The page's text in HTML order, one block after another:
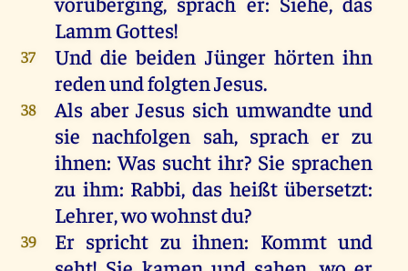
Lamm Gottes!
37 Und die beiden Jünger hörten ihn
redenundfolgtenJesus.
38 Als aber Jesus sich umwandte und
sie nachfolgen sah, sprach er zu
ihnen:Was sucht ihr? Sie sprachen
zu ihm: Rabbi, das heißtübersetzt:
Lehrer,wowohnstdu?
39 Er spricht zu ihnen: Kommt und